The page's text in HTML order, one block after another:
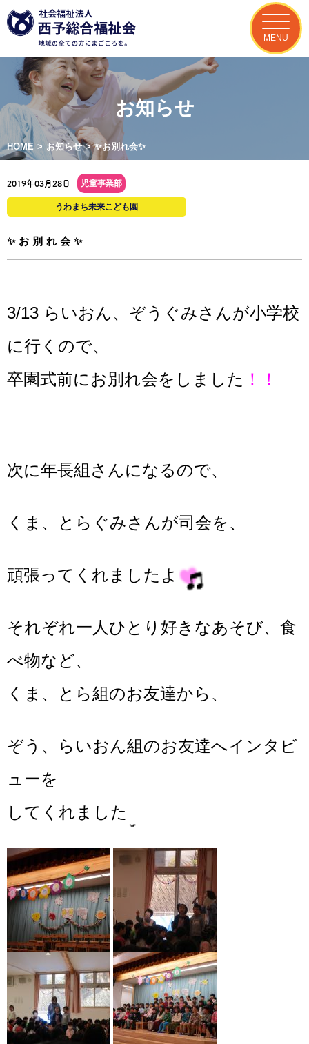
MENU
お知らせ
HOME > お知らせ > ✨お別れ会✨
2019年03月28日 児童事業部
うわまち未来こども園
✨お別れ会✨
3/13 らいおん、ぞうぐみさんが小学校
に行くので、
卒園式前にお別れ会をしました ！！
次に年長組さんになるので、
くま、とらぐみさんが司会を、
頑張ってくれましたよ
それぞれ一人ひとり好きなあそび、食
べ物など、
くま、とら組のお友達から、
ぞう、らいおん組のお友達へインタビ
ューを
してくれました